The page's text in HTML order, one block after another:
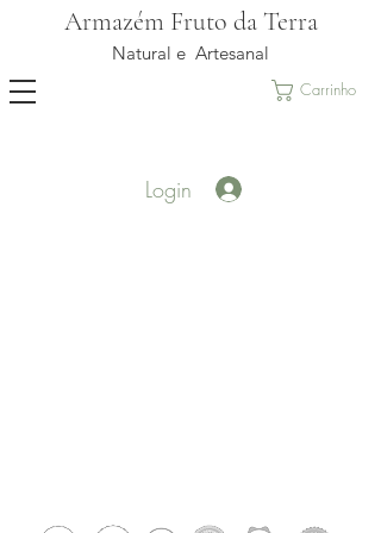
Armazém Fruto da Terra
Natural e Artesanal
Carrinho
Login